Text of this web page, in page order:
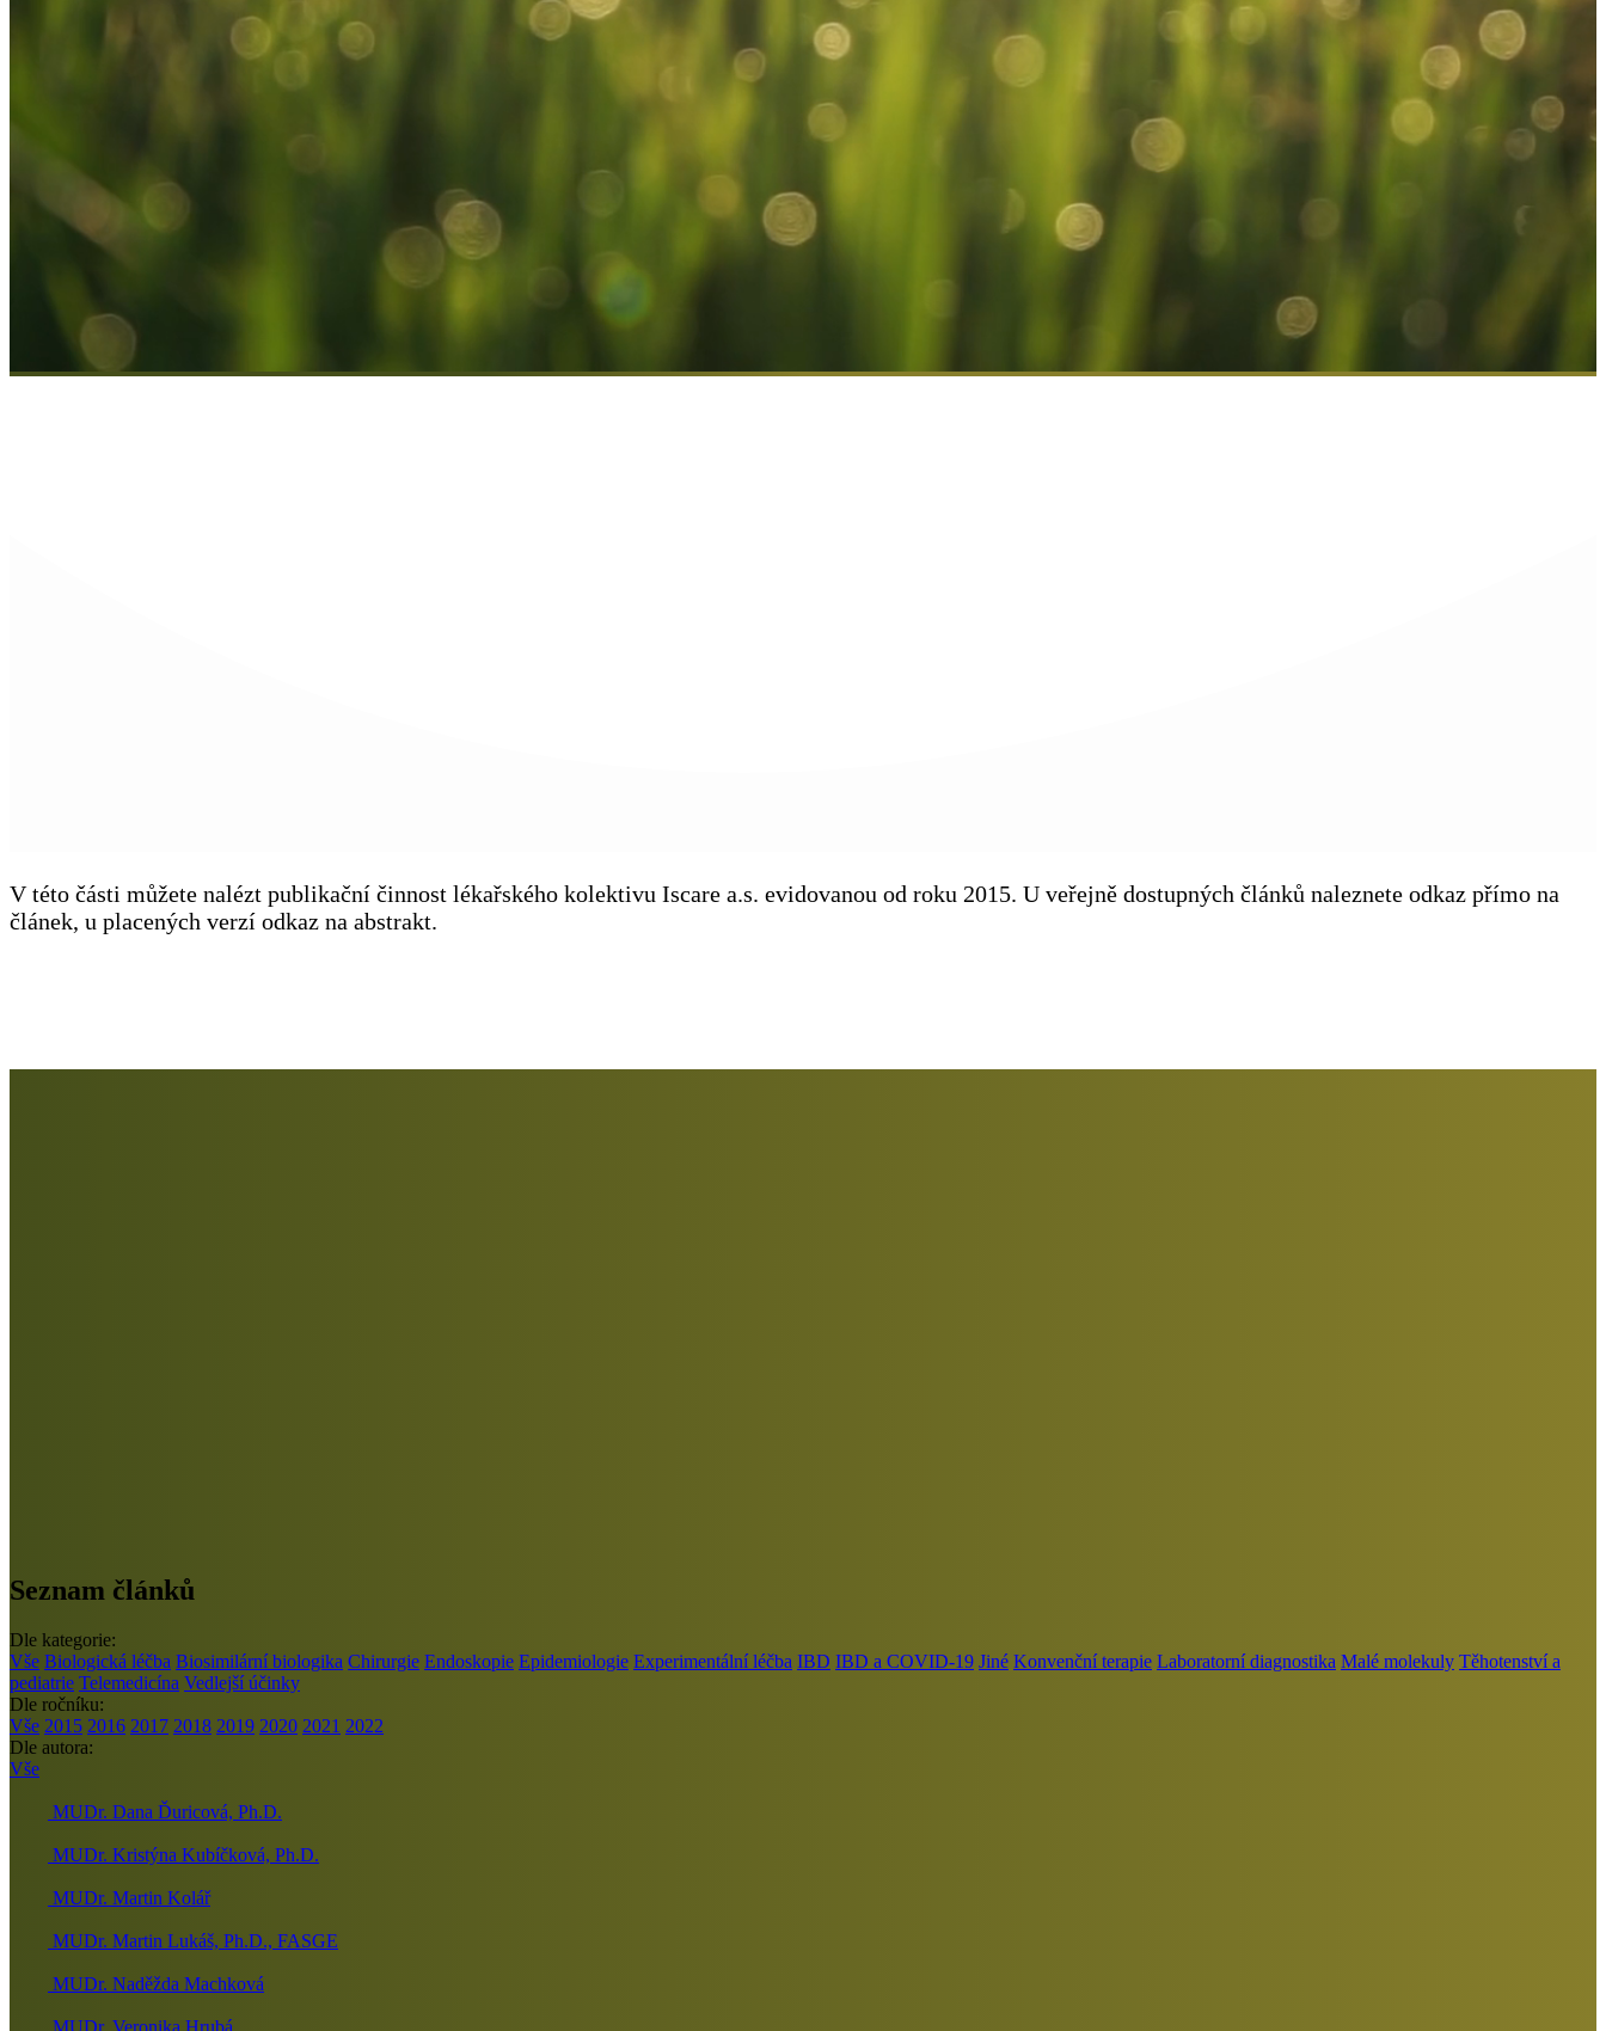
V této části můžete nalézt publikační činnost lékařského kolektivu Iscare a.s. evidovanou od roku 2015. U veřejně dostupných článků naleznete odkaz přímo na
článek, u placených verzí odkaz na abstrakt.
Seznam článků
Dle kategorie:
Vše Biologická léčba Biosimilární biologika Chirurgie Endoskopie Epidemiologie Experimentální léčba IBD IBD a COVID-19 Jiné Konvenční terapie Laboratorní diagnostika Malé molekuly Těhotenství a
pediatrie Telemedicína Vedlejší účinky
Dle ročníku:
Vše 2015 2016 2017 2018 2019 2020 2021 2022
Dle autora:
Vše
MUDr. Dana Ďuricová, Ph.D.
MUDr. Kristýna Kubíčková, Ph.D.
MUDr. Martin Kolář
MUDr. Martin Lukáš, Ph.D., FASGE
MUDr. Naděžda Machková